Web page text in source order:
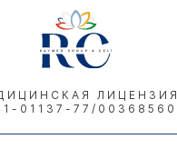
ЛИЦЕНЗИЯ
01137-77/00368560